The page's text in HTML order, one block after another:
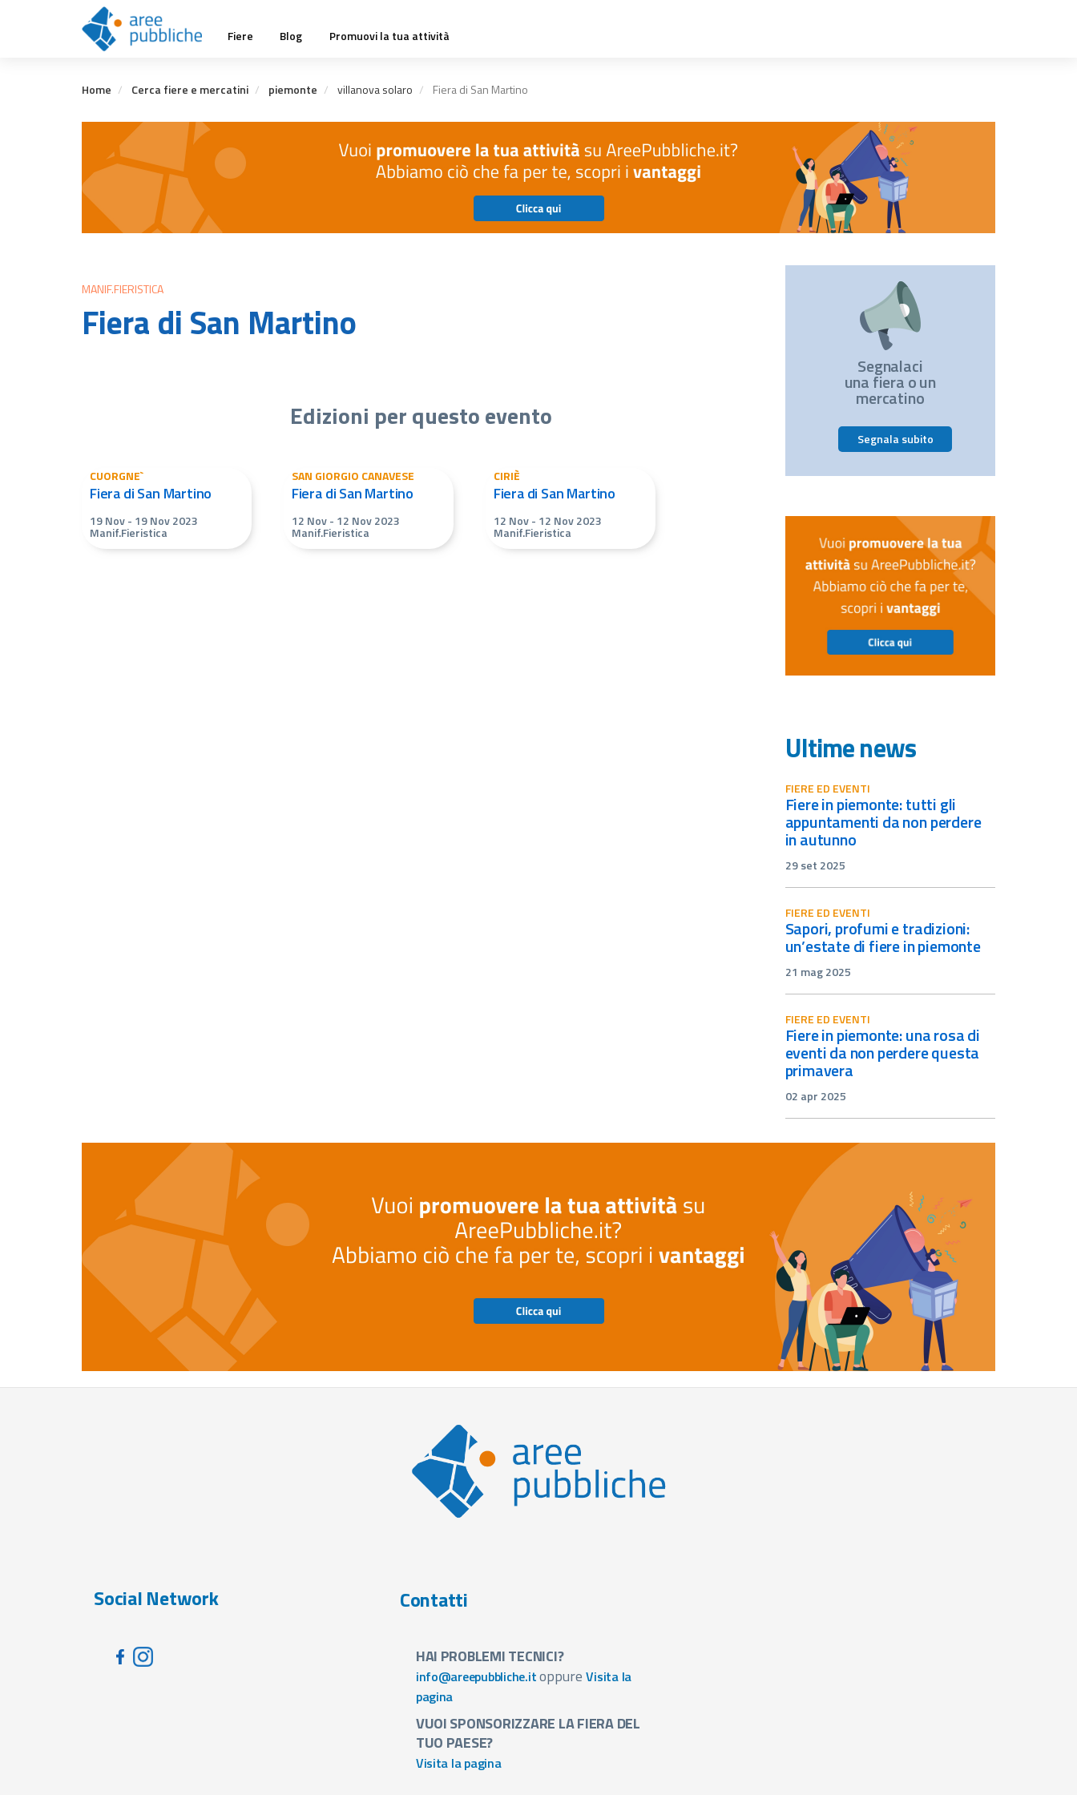
Main
navigation
Fiere Blog Promuovi la tua attività
Home Cerca fiere e mercatini piemonte villanova solaro Fiera di San Martino
MANIF.FIERISTICA
Fiera di San Martino
Edizioni per questo evento
CUORGNE`
Fiera di San Martino
19 Nov- 19 Nov 2023
Manif.Fieristica
SAN GIORGIO CANAVESE
Fiera di San Martino
12 Nov- 12 Nov 2023
Manif.Fieristica
CIRIÈ
Fiera di San Martino
12 Nov- 12 Nov 2023
Manif.Fieristica
Segnalaci
una fiera o un
mercatino
Segnala subito
Ultime news
FIERE ED EVENTI
fiere in piemonte: tutti gli
appuntamenti da non perdere
in autunno
29 set 2025
FIERE ED EVENTI
sapori, profumi e tradizioni:
un’estate di fiere in piemonte
21 mag 2025
FIERE ED EVENTI
fiere in piemonte: una rosa di
eventi da non perdere questa
primavera
02 apr 2025
Social Network Contatti
HAI PROBLEMI TECNICI?
info@areepubbliche.itoppureVisita la
pagina
VUOI SPONSORIZZARE LA FIERA DEL
TUO PAESE?
Visita la pagina